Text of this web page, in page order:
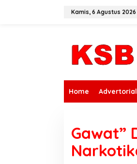
Kamis, 6 Agustus 2026
Home Advertorial
Gawat”